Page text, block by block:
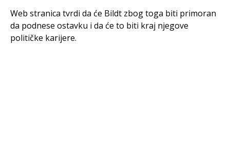
Web stranica tvrdi da će Bildt zbog toga biti primoran
da podnese ostavku i da će to biti kraj njegove
političke karijere.